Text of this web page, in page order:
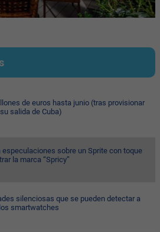
de euros hasta junio (tras provisionar
salida de Cuba)
especulaciones sobre un Sprite con toque
la marca “Spricy”
silenciosas que se pueden detectar a
smartwatches